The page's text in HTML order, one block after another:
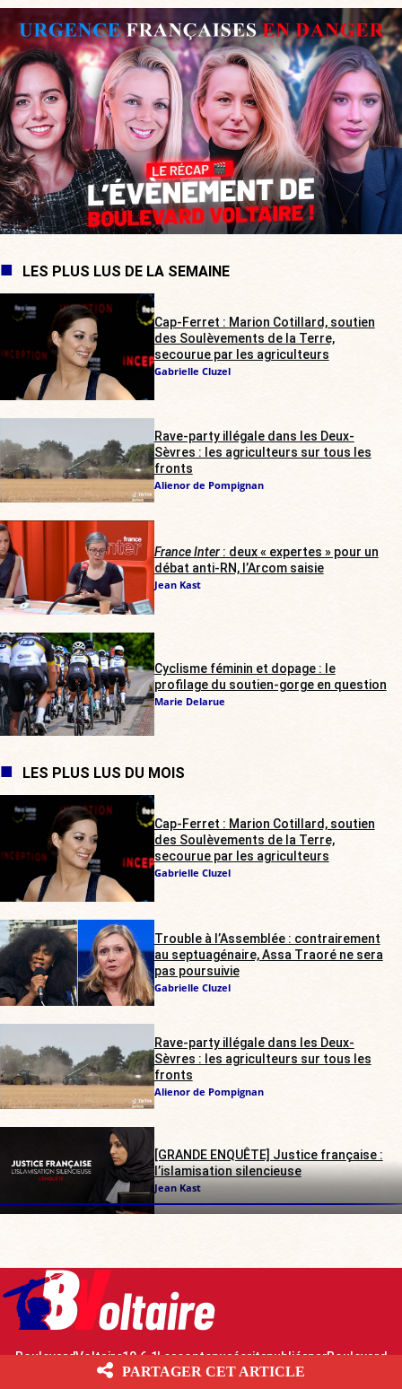
LES PLUS LUS DE LA SEMAINE
Cap-Ferret : Marion Cotillard, soutien
des Soulèvements de la Terre,
secourue par les agriculteurs
Gabrielle Cluzel
Rave-party illégale dans les Deux-
Sèvres : les agriculteurs sur tous les
fronts
Alienor de Pompignan
France Inter: deux « expertes » pour un
débat anti-RN, l’Arcom saisie
Jean Kast
Cyclisme féminin et dopage : le
profilage du soutien-gorge en question
Marie Delarue
LES PLUS LUS DU MOIS
Cap-Ferret : Marion Cotillard, soutien
des Soulèvements de la Terre,
secourue par les agriculteurs
Gabrielle Cluzel
Trouble à l’Assemblée : contrairement
au septuagénaire, Assa Traoré ne sera
pas poursuivie
Gabrielle Cluzel
Rave-party illégale dans les Deux-
Sèvres : les agriculteurs sur tous les
fronts
Alienor de Pompignan
[GRANDE ENQUÊTE] Justice française :
l’islamisation silencieuse
Jean Kast
Boulevard Voltaire 10.6.1 Les contenus écrits publiés par Boulevard
Voltaire sont mis à disposition selon les termes de la Licence Creative
PARTAGER CET ARTICLE